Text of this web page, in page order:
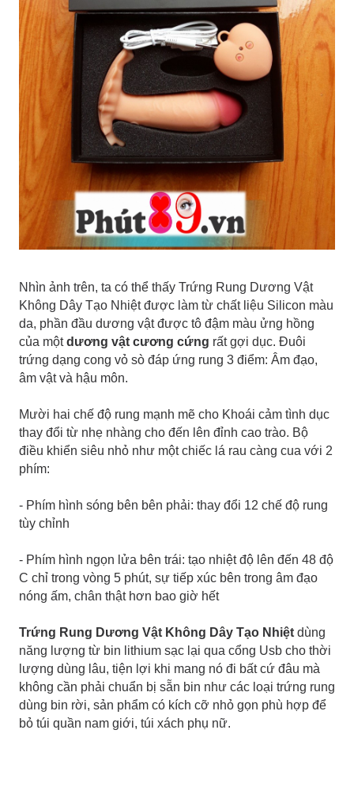
Nhìn ảnh trên, ta có thể thấy Trứng Rung Dương Vật
Không Dây Tạo Nhiệt được làm từ chất liệu Silicon màu
da, phần đầu dương vật được tô đậm màu ửng hồng
của mộtdương vật cương cứng rất gợi dục. Đuôi
trứng dạng cong vỏ sò đáp ứng rung 3 điểm: Âm đạo,
âm vật và hậu môn.
Mười hai chế độ rung mạnh mẽ cho Khoái cảm tình dục
thay đổi từ nhẹ nhàng cho đến lên đỉnh cao trào. Bộ
điều khiển siêu nhỏ như một chiếc lá rau càng cua với 2
phím:
- Phím hình sóng bên bên phải: thay đổi 12 chế độ rung
tùy chỉnh
- Phím hình ngọn lửa bên trái: tạo nhiệt độ lên đến 48 độ
C chỉ trong vòng 5 phút, sự tiếp xúc bên trong âm đạo
nóng ấm, chân thật hơn bao giờ hết
Trứng Rung Dương Vật Không Dây Tạo Nhiệt dùng
năng lượng từ bin lithium sạc lại qua cổng Usb cho thời
lượng dùng lâu, tiện lợi khi mang nó đi bất cứ đâu mà
không cần phải chuẩn bị sẵn bin như các loại trứng rung
dùng bin rời, sản phẩm có kích cỡ nhỏ gọn phù hợp để
bỏ túi quần nam giới, túi xách phụ nữ.